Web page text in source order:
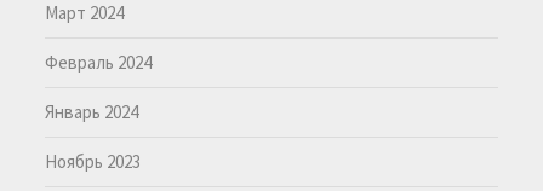
Март 2024
Февраль 2024
Январь 2024
Ноябрь 2023